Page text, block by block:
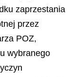
zaprzestania
przez
POZ,
wybranego